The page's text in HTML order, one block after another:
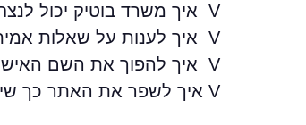
V איך משרד בוטיק יכול לנצח בחיפושים מקומיים גם מול שמות גדולים ומוכרים
V איך לענות על שאלות אמיתיות של לקוחות ולהופיע בדיוק במקום שבו הם מחפשים עזרה
V איך להפוך את השם האישי של עורך הדין לנכס שמייצר אמון וסמכות
V איך לשפר את האתר כך שיותר מבקרים יהפכו לפניות, בלי להגדיל תקציב